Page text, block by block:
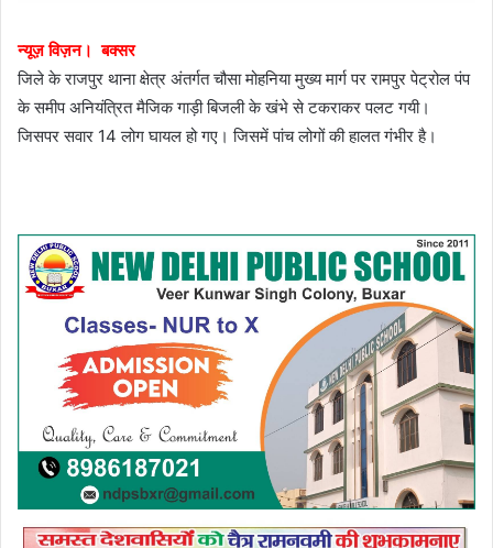
न्यूज़ विज़न। बक्सर
जिले के राजपुर थाना क्षेत्र अंतर्गत चौसा मोहनिया मुख्य मार्ग पर रामपुर पेट्रोल पंप
के समीप अनियंत्रित मैजिक गाड़ी बिजली के खंभे से टकराकर पलट गयी।
जिसपर सवार 14 लोग घायल हो गए। जिसमें पांच लोगों की हालत गंभीर है।